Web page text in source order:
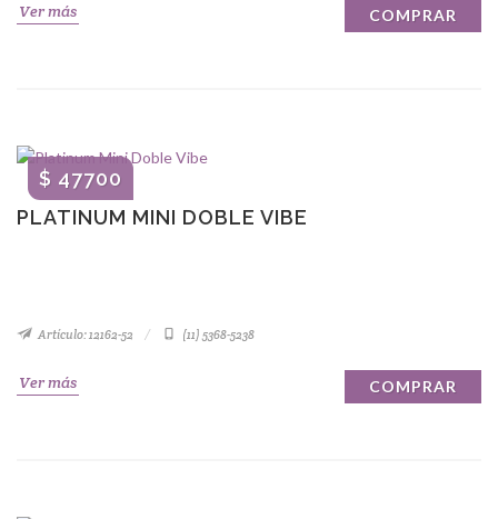
Ver más COMPRAR
PLATINUM MINI DOBLE VIBE
$ 47700
Artículo: 12162-52 (11) 5368-5238
Ver más COMPRAR